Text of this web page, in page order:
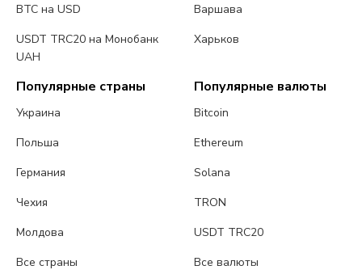
BTC на USD
USDT TRC20 на Монобанк
UAH
Варшава
Харьков
Популярные страны
Украина
Польша
Германия
Чехия
Молдова
Все страны
Популярные валюты
Bitcoin
Ethereum
Solana
TRON
USDT TRC20
Все валюты